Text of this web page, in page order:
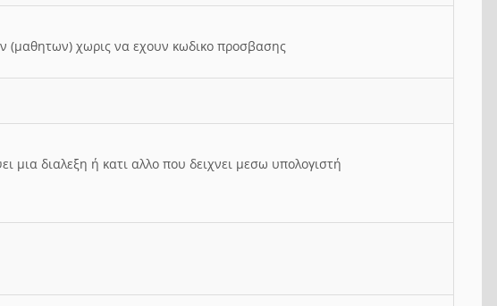
(μαθητων) χωρις να εχουν κωδικο προσβασης
μια διαλεξη ή κατι αλλο που δειχνει μεσω υπολογιστή